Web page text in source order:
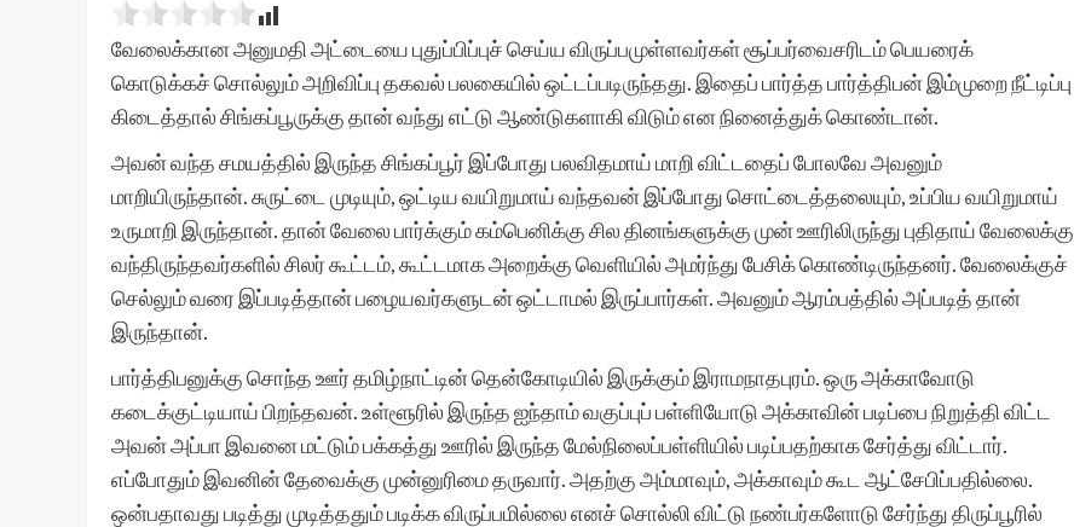
வேலைக்கான அனுமதி அட்டையை புதுப்பிப்புச் செய்ய விருப்பமுள்ளவர்கள் சூப்பர்வைசரிடம் பெயரைக்
கொடுக்கச் சொல்லும் அறிவிப்பு தகவல் பலகையில் ஒட்டப்படிருந்தது. இதைப் பார்த்த பார்த்திபன் இம்முறை நீட்டிப்பு
கிடைத்தால் சிங்கப்பூருக்கு தான் வந்து எட்டு ஆண்டுகளாகி விடும் என நினைத்துக் கொண்டான்.
அவன் வந்த சமயத்தில் இருந்த சிங்கப்பூர் இப்போது பலவிதமாய் மாறி விட்டதைப் போலவே அவனும்
மாறியிருந்தான். சுருட்டை முடியும், ஒட்டிய வயிறுமாய் வந்தவன் இப்போது சொட்டைத்தலையும், உப்பிய வயிறுமாய்
உருமாறி இருந்தான். தான் வேலை பார்க்கும் கம்பெனிக்கு சில தினங்களுக்கு முன் ஊரிலிருந்து புதிதாய் வேலைக்கு
வந்திருந்தவர்களில் சிலர் கூட்டம், கூட்டமாக அறைக்கு வெளியில் அமர்ந்து பேசிக் கொண்டிருந்தனர். வேலைக்குச்
செல்லும் வரை இப்படித்தான் பழையவர்களுடன் ஒட்டாமல் இருப்பார்கள். அவனும் ஆரம்பத்தில் அப்படித் தான்
இருந்தான்.
பார்த்திபனுக்கு சொந்த ஊர் தமிழ்நாட்டின் தென்கோடியில் இருக்கும் இராமநாதபுரம். ஒரு அக்காவோடு
கடைக்குட்டியாய் பிறந்தவன். உள்ளூரில் இருந்த ஐந்தாம் வகுப்புப் பள்ளியோடு அக்காவின் படிப்பை நிறுத்தி விட்ட
அவன் அப்பா இவனை மட்டும் பக்கத்து ஊரில் இருந்த மேல்நிலைப்பள்ளியில் படிப்பதற்காக சேர்த்து விட்டார்.
எப்போதும் இவனின் தேவைக்கு முன்னுரிமை தருவார். அதற்கு அம்மாவும், அக்காவும் கூட ஆட்சேபிப்பதில்லை.
ஒன்பதாவது படித்து முடித்ததும் படிக்க விருப்பமில்லை எனச் சொல்லி விட்டு நண்பர்களோடு சேர்ந்து திருப்பூரில்